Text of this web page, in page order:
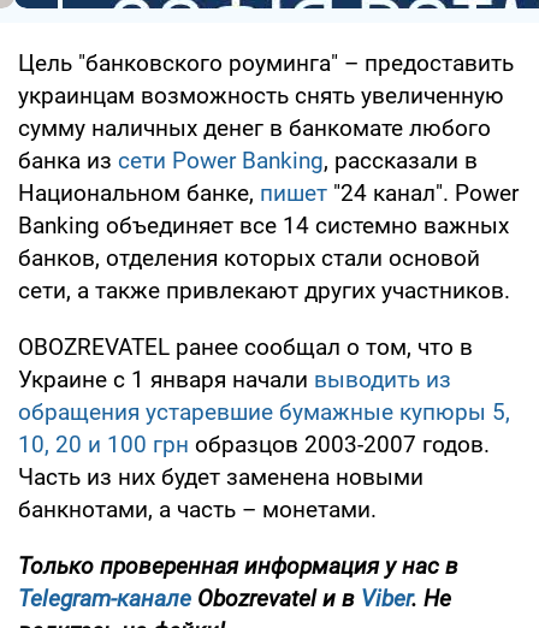
Цель "банковского роуминга" – предоставить
украинцам возможность снять увеличенную
сумму наличных денег в банкомате любого
банка из сети Power Banking, рассказали в
Национальном банке, пишет "24 канал". Power
Banking объединяет все 14 системно важных
банков, отделения которых стали основой
сети, а также привлекают других участников.
OBOZREVATEL ранее сообщал о том, что в
Украине с 1 января начали выводить из
обращения устаревшие бумажные купюры 5,
10, 20 и 100 грн образцов 2003-2007 годов.
Часть из них будет заменена новыми
банкнотами, а часть – монетами.
Только проверенная информация у нас в
Telegram-канале Obozrevatel и в Viber. Не